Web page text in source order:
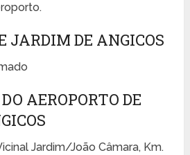
JARDIM DE ANGICOS
AEROPORTO DE
Jardim/João Câmara, Km.